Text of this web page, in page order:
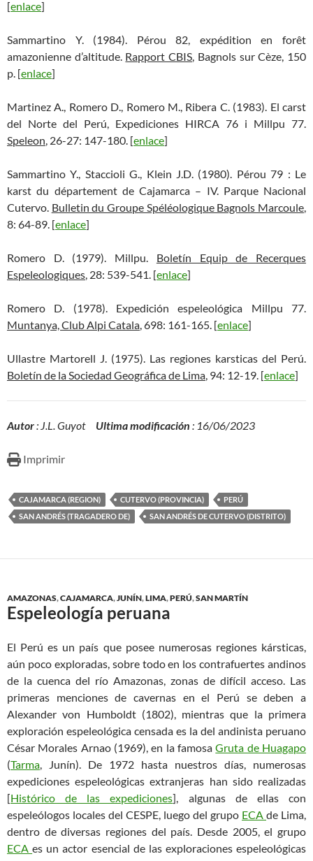
[enlace]
Sammartino Y. (1984). Pérou 82, expédition en forêt
amazonienne d’altitude. Rapport CBIS, Bagnols sur Cèze, 150
p. [enlace]
Martinez A., Romero D., Romero M., Ribera C. (1983). El carst
del Norte del Perú, Expediciones HIRCA 76 i Millpu 77.
Speleon, 26-27: 147-180. [enlace]
Sammartino Y., Staccioli G., Klein J.D. (1980). Pérou 79 : Le
karst du département de Cajamarca – IV. Parque Nacional
Cutervo. Bulletin du Groupe Spéléologique Bagnols Marcoule,
8: 64-89. [enlace]
Romero D. (1979). Millpu. Boletín Equip de Recerques
Espeleologiques, 28: 539-541. [enlace]
Romero D. (1978). Expedición espeleológica Millpu 77.
Muntanya, Club Alpi Catala, 698: 161-165. [enlace]
Ullastre Martorell J. (1975). Las regiones karsticas del Perú.
Boletín de la Sociedad Geográfica de Lima, 94: 12-19. [enlace]
Autor: J.L. Guyot Ultima modificación : 16/06/2023
Imprimir
CAJAMARCA (REGION) CUTERVO (PROVINCIA)
PERÚ
SAN ANDRÉS (TRAGADERO DE)
SAN ANDRÉS DE CUTERVO (DISTRITO)
AMAZONAS,CAJAMARCA,JUNÍN,LIMA,PERÚ,SAN MARTÍN
Espeleología peruana
El Perú es un país que posee numerosas regiones kársticas,
aún poco exploradas, sobre todo en los contrafuertes andinos
de la cuenca del río Amazonas, zonas de difícil acceso. Las
primeras menciones de cavernas en el Perú se deben a
Alexander von Humboldt (1802), mientras que la primera
exploración espeleológica censada es la del andinista peruano
César Morales Arnao (1969), en la famosaGruta de Huagapo
(Tarma, Junín). De 1972 hasta nuestros días, numerosas
expediciones espeleológicas extranjeras han sido realizadas
[Histórico de las expediciones], algunas de ellas con
espeleólogos locales del CESPE, luego del grupo ECA de Lima,
dentro de diversas regiones del país. Desde 2005, el grupo
ECAes un actor esencial de las exploraciones espeleológicas